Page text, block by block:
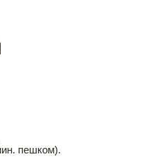
пешком).